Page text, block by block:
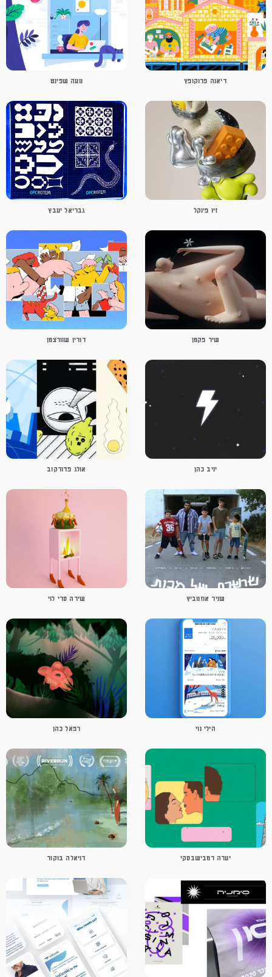
דיאנה פרוקופץ נועה שפינט
זיו פינקל גבריאל יעבץ
שיר פקמן דורין שוורצמן
יניב כהן אולג פדורקוב
שניר אוזנוביץ שירה סרי לוי
הילי נוי רפאל כהן
יערה רמבישבסקי דניאלה בוקור